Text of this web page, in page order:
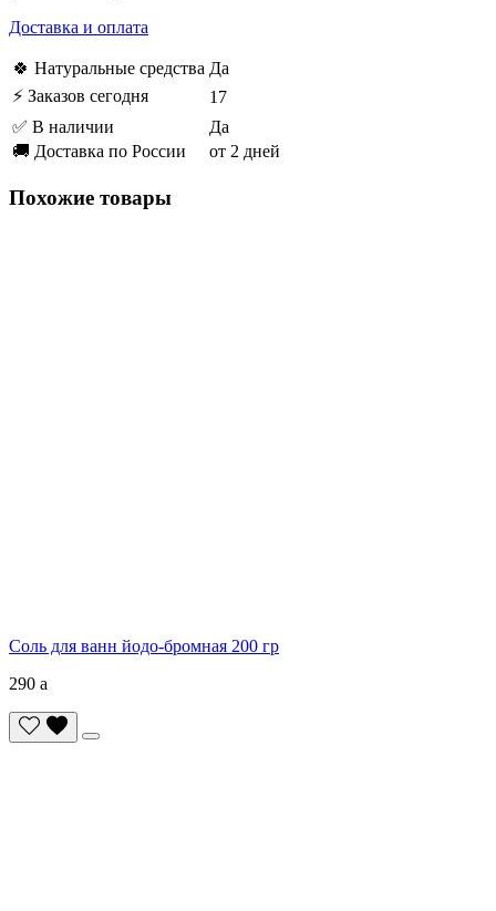
Доставка и оплата
🍀 Натуральные средства Да
⚡ Заказов сегодня
17
✅ В наличии
Да
🚚 Доставка по России
от 2 дней
Похожие товары
Соль для ванн йодо-бромная 200 гр
290 a